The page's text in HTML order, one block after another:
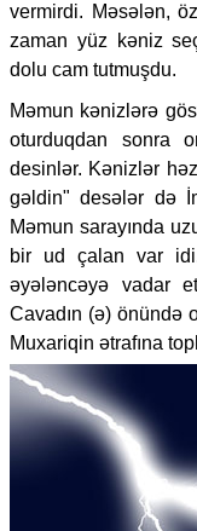
vermirdi. Məsələn,
zaman yüz kəniz
dolu cam tutmuşdu.
Məmun kənizlərə
oturduqdan sonra
desinlər. Kənizlər
gəldin" desələr də
Məmun sarayında
bir ud çalan var
əyələncəyə vadar
Cavadın (ə) önündə
Muxariqin ətrafına